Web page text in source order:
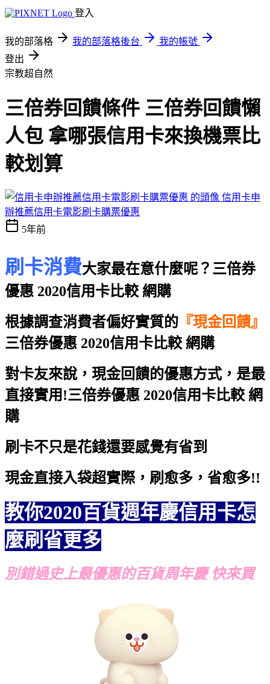
登入
我的部落格 我的部落格後台
我的帳號
登出
宗教超自然
三倍券回饋條件 三倍券回饋懶
人包 拿哪張信用卡來換機票比
較划算
信用卡申
辦推薦信用卡電影刷卡購票優惠
5年前
刷卡消費大家最在意什麼呢？ 三倍券
優惠 2020信用卡比較 網購
根據調查消費者偏好實質的 『現金回饋』
三倍券優惠 2020信用卡比較 網購
對卡友來說，現金回饋的優惠方式，是最
直接實用!三倍券優惠 2020信用卡比較 網
購
刷卡不只是花錢還要感覺有省到
現金直接入袋超實際，刷愈多，省愈多!!
教你2020百貨週年慶信用卡怎
麼刷省更多
別錯過史上最優惠的百貨周年慶 快來買